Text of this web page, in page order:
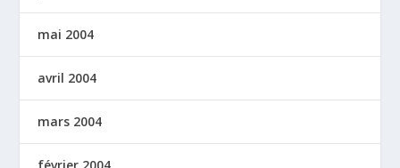
mai 2004
avril 2004
mars 2004